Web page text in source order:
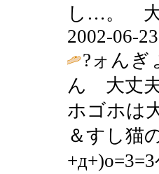
し…。 大
2002-06-
?ォん
ん 大丈
ホゴホは
＆すし猫